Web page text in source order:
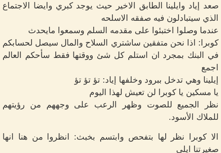
صعد إياد وايلينا الطابق الاخير حيث يوجد كبري وايضا الاجتماع
الذي سيتبادلون فيه صفقه الاسلحه
عندما وصلوا اختبئوا على مقدمه السلم وسمعوا مايحدث
كوبرا: اذا نحن متفقين ساشتري السلاح والمال سيصل لحسابكم
في البنك بمجرد ان استلم كل شئ ووقتها فقط سأحكم العالم
اجمع
إيلينا وهي تدخل ببرود وخلفها إياد: تؤ تؤ تؤ
يا مسكين يا كوبرا لن تعيش لهذا اليوم
نظر الجميع للصوت وظهر الرعب على وجههم من رؤيتهم
للملاك الأسود.
الا كوبرا نظر لها بتفحص وابتسم بخبث: انظروا من هنا انها
صغيرتنا ايلي